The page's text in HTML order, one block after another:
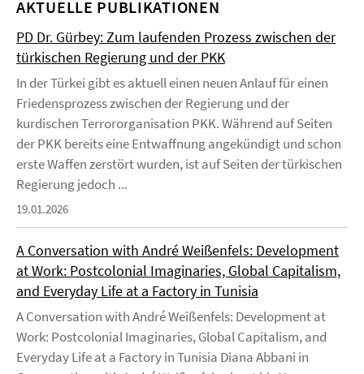
AKTUELLE PUBLIKATIONEN
PD Dr. Gürbey: Zum laufenden Prozess zwischen der
türkischen Regierung und der PKK
In der Türkei gibt es aktuell einen neuen Anlauf für einen
Friedensprozess zwischen der Regierung und der
kurdischen Terrororganisation PKK. Während auf Seiten
der PKK bereits eine Entwaffnung angekündigt und schon
erste Waffen zerstört wurden, ist auf Seiten der türkischen
Regierung jedoch ...
19.01.2026
A Conversation with André Weißenfels: Development
at Work: Postcolonial Imaginaries, Global Capitalism,
and Everyday Life at a Factory in Tunisia
A Conversation with André Weißenfels: Development at
Work: Postcolonial Imaginaries, Global Capitalism, and
Everyday Life at a Factory in Tunisia Diana Abbani in